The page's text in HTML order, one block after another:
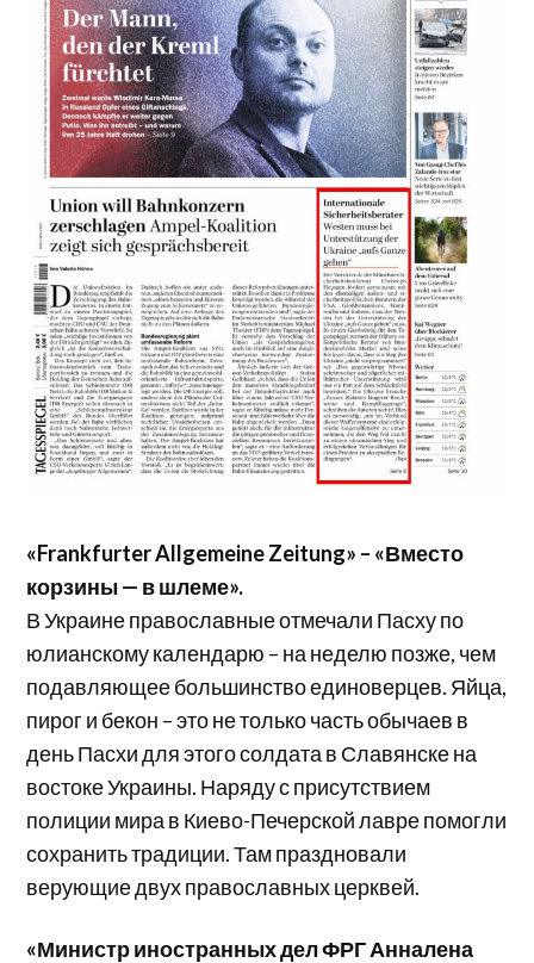
«Frankfurter Allgemeine Zeitung» – «Вместо
корзины — в шлеме».
В Украине православные отмечали Пасху по
юлианскому календарю – на неделю позже, чем
подавляющее большинство единоверцев. Яйца,
пирог и бекон – это не только часть обычаев в
день Пасхи для этого солдата в Славянске на
востоке Украины. Наряду с присутствием
полиции мира в Киево-Печерской лавре помогли
сохранить традиции. Там праздновали
верующие двух православных церквей.
«Министр иностранных дел ФРГ Анналена